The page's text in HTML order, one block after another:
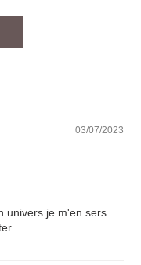
03/07/2023
univers je m'en sers